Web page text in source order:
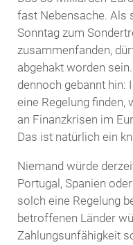
fast Nebensache. Als
Sonntag zum
zusammenfanden,
abgehakt worden
dennoch gebannt
eine Regelung finden,
an Finanzkrisen im
Das ist natürlich ein
Niemand würde
Portugal, Spanien
solch eine Regelung
betroffenen Länder
Zahlungsunfähigkeit